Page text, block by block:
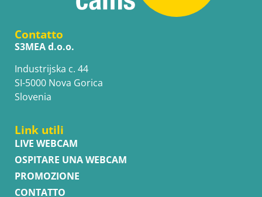
Contatto
S3MEA d.o.o.
Industrijska c. 44
SI-5000 Nova Gorica
Slovenia
Link utili
LIVE WEBCAM
OSPITARE UNA WEBCAM
PROMOZIONE
CONTATTO